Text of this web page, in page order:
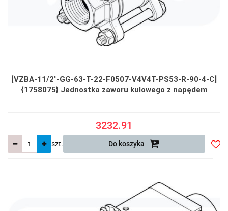
[VZBA-11/2"-GG-63-T-22-F0507-V4V4T-PS53-R-90-4-C]
{1758075} Jednostka zaworu kulowego z napędem
3232.91
szt. Do koszyka